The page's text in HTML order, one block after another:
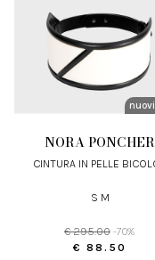
NORA PONCHER
CINTURA IN PELLE
S M
€ 295.00 -70%
€ 88.50